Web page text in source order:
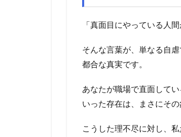
「真面目にやっている人
そんな言葉が、単なる自
都合な真実です。
あなたが職場で直面して
いった存在は、まさにその
こうした理不尽に対し、